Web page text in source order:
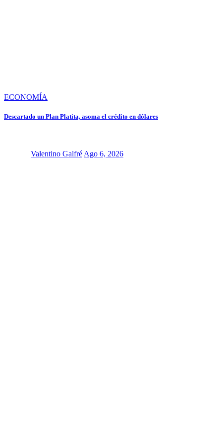
ECONOMÍA
Descartado un Plan Platita, asoma el crédito en dólares
Valentino GalfréAgo 6, 2026